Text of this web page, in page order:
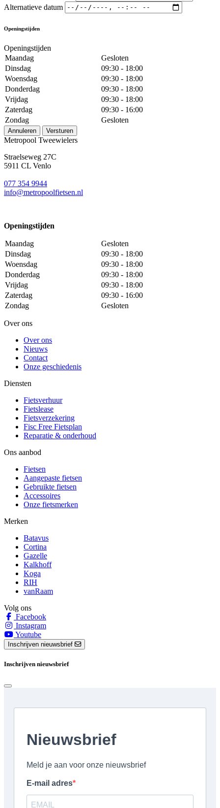
Alternatieve datum
Openingstijden
Openingstijden
Maandag
Gesloten
Dinsdag
09:30 - 18:00
Woensdag
09:30 - 18:00
Donderdag
09:30 - 18:00
Vrijdag
09:30 - 18:00
Zaterdag
09:30 - 16:00
Zondag
Gesloten
Annuleren Versturen
Metropool Tweewielers
Straelseweg 27C
5911 CL Venlo
077 354 9944
info@metropoolfietsen.nl
Openingstijden
Maandag
Gesloten
Dinsdag
09:30 - 18:00
Woensdag
09:30 - 18:00
Donderdag
09:30 - 18:00
Vrijdag
09:30 - 18:00
Zaterdag
09:30 - 16:00
Zondag
Gesloten
Over ons
Over ons
Nieuws
Contact
Onze geschiedenis
Diensten
Fietsverhuur
Fietslease
Fietsverzekering
Fisc Free Fietsplan
Reparatie & onderhoud
Ons aanbod
Fietsen
Aangepaste fietsen
Gebruikte fietsen
Accessoires
Onze fietsmerken
Merken
Batavus
Cortina
Gazelle
Kalkhoff
Koga
RIH
vanRaam
Volg ons
Facebook
Instagram
Youtube
Inschrijven nieuwsbrief
Inschrijven nieuwsbrief